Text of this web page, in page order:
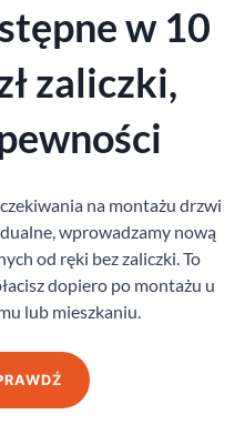
wyceny?
Kod pocztowy:
w 10
zaliczki,
na montażu drzwi
wprowadzamy nową
od ręki bez zaliczki. To
dopiero po montażu u
lub mieszkaniu.